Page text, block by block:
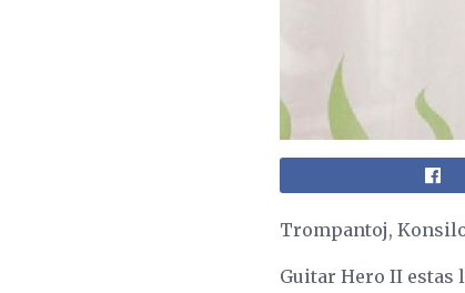
Trompantoj,
Guitar Hero II estas